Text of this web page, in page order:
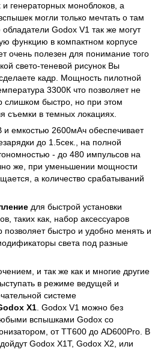
генераторных моноблоков, а
могли только мечтать о там
Godox V1 так же могут
функцию в компактном корпусе
очень полезен для понимание того
свето-теневой рисунок Вы
кадр. Мощность пилотной
3300К что позволяет не
слишком быстро, но при этом
съемки в темных локациях.
и емкостью 2600мАч обеспечивает
до 1.5сек., на полной
- до 480 импульсов на
же, при уменьшении мощности
а количество срабатываний
для быстрой установки
таких как, набор аксессуаров
позволяет быстро и удобно менять и
света под разные
и так же как и многие другие
в режиме ведущей и
системе
X1 . Godox V1 можно без
вспышками Godox со
от TT600 до AD600Pro. В
Godox X1T, Godox X2, или